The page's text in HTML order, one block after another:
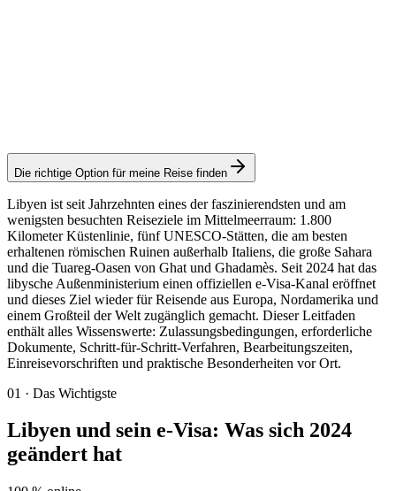
Die richtige Option für meine Reise finden
Libyen ist seit Jahrzehnten eines der faszinierendsten und am
wenigsten besuchten Reiseziele im Mittelmeerraum: 1.800
Kilometer Küstenlinie, fünf UNESCO-Stätten, die am besten
erhaltenen römischen Ruinen außerhalb Italiens, die große Sahara
und die Tuareg-Oasen von Ghat und Ghadamès. Seit 2024 hat das
libysche Außenministerium einen offiziellen e-Visa-Kanal eröffnet
und dieses Ziel wieder für Reisende aus Europa, Nordamerika und
einem Großteil der Welt zugänglich gemacht. Dieser Leitfaden
enthält alles Wissenswerte: Zulassungsbedingungen, erforderliche
Dokumente, Schritt-für-Schritt-Verfahren, Bearbeitungszeiten,
Einreisevorschriften und praktische Besonderheiten vor Ort.
01 · Das Wichtigste
Libyen und sein e-Visa: Was sich 2024
geändert hat